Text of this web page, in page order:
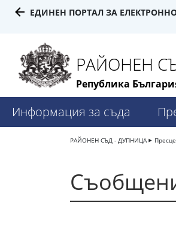
ЕДИНЕН ПОРТАЛ ЗА
РАЙОНЕН
Република
Информация за съда
РАЙОНЕН СЪД - ДУПНИЦА